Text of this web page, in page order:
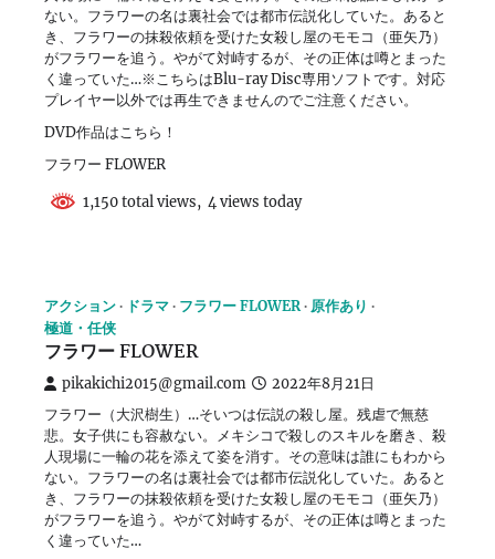
ない。フラワーの名は裏社会では都市伝説化していた。あると
き、フラワーの抹殺依頼を受けた女殺し屋のモモコ（亜矢乃）
がフラワーを追う。やがて対峙するが、その正体は噂とまった
く違っていた…※こちらはBlu-ray Disc専用ソフトです。対応
プレイヤー以外では再生できませんのでご注意ください。
DVD作品はこちら！
フラワー FLOWER
1,150 total views, 4 views today
アクション ドラマ フラワー FLOWER
原作あり
極道・任侠
フラワー FLOWER
pikakichi2015@gmail.com 2022年8月21日
フラワー（大沢樹生）…そいつは伝説の殺し屋。残虐で無慈
悲。女子供にも容赦ない。メキシコで殺しのスキルを磨き、殺
人現場に一輪の花を添えて姿を消す。その意味は誰にもわから
ない。フラワーの名は裏社会では都市伝説化していた。あると
き、フラワーの抹殺依頼を受けた女殺し屋のモモコ（亜矢乃）
がフラワーを追う。やがて対峙するが、その正体は噂とまった
く違っていた…